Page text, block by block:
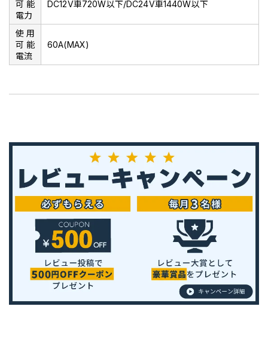
可能
電力
DC12V車720W以下/DC24V車1440W以下
使用
可能
電流
60A(MAX)